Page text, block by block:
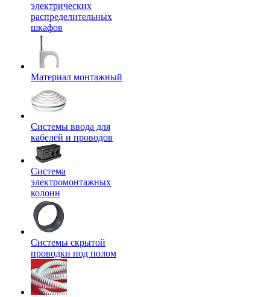
электрических
распределительных
шкафов
Материал монтажный
Системы ввода для
кабелей и проводов
Система
электромонтажных
колонн
Системы скрытой
проводки под полом